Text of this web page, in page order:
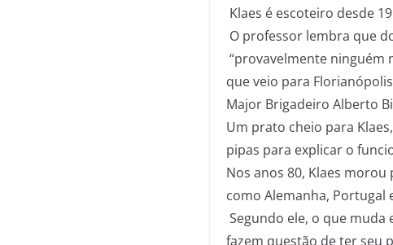
Klaes é escoteiro desde
O professor lembra que
“provavelmente ninguém
que veio para
Major Brigadeiro Alberto
Um prato cheio para
pipas para explicar o
Nos anos 80, Klaes
como Alemanha, Portugal
Segundo ele, o que muda
fazem questão de ter seu